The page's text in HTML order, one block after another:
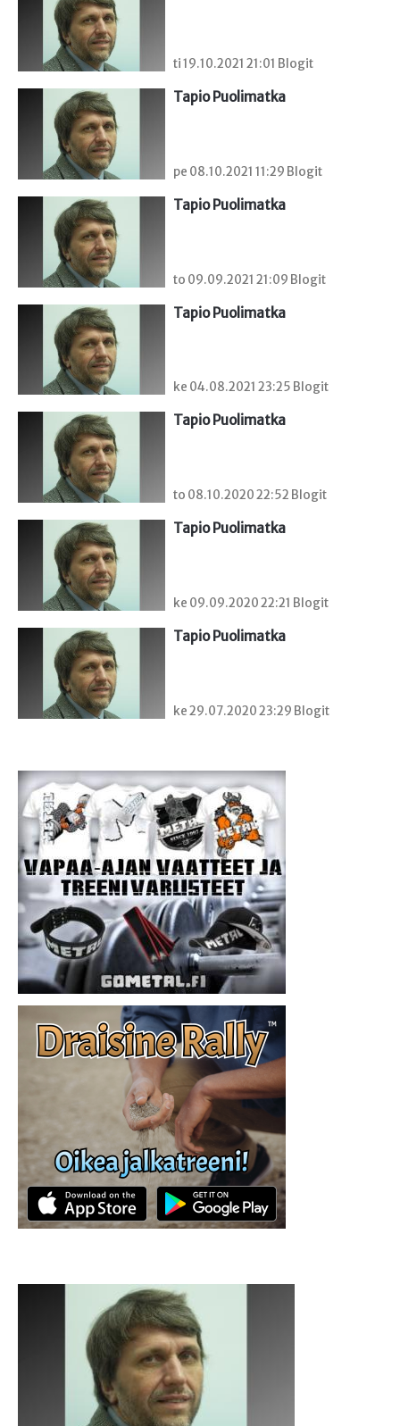
ti 19.10.2021 21:01 Blogit
Tapio Puolimatka
pe 08.10.2021 11:29 Blogit
Tapio Puolimatka
to 09.09.2021 21:09 Blogit
Tapio Puolimatka
ke 04.08.2021 23:25 Blogit
Tapio Puolimatka
to 08.10.2020 22:52 Blogit
Tapio Puolimatka
ke 09.09.2020 22:21 Blogit
Tapio Puolimatka
ke 29.07.2020 23:29 Blogit